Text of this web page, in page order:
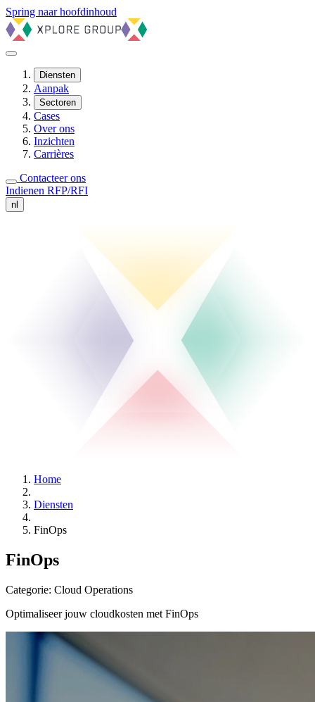
Spring naar hoofdinhoud
Diensten
Aanpak
Sectoren
Cases
Over ons
Inzichten
Carrières
Contacteer ons
Indienen RFP/RFI
nl
Home
Diensten
FinOps​
FinOps​
Categorie: Cloud Operations
Optimaliseer jouw cloudkosten met FinOps